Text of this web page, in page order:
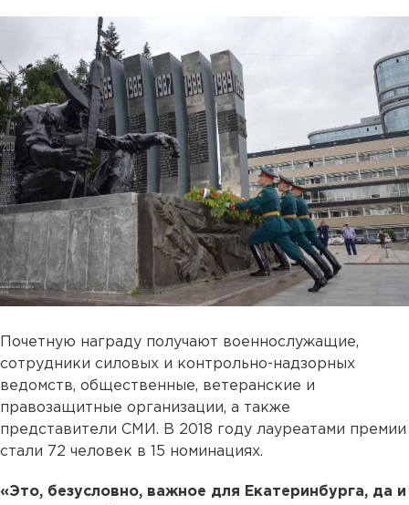
Почетную награду получают военнослужащие,
сотрудники силовых и контрольно-надзорных
ведомств, общественные, ветеранские и
правозащитные организации, а также
представители СМИ. В 2018 году лауреатами премии
стали 72 человек в 15 номинациях.
«Это, безусловно, важное для Екатеринбурга, да и